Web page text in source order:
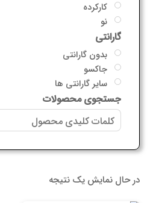
کارکرده
نو
گارانتی
بدون گارانتی
جاکسو
سایر گارانتی ها
جستجوی محصولات
در حال نمایش یک نتیجه